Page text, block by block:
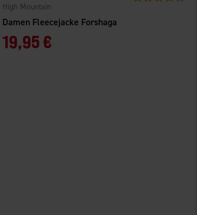
Damen Fleecejacke Forshaga
High Mountain
19,95 €